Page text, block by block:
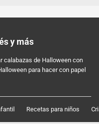
y más
calabazas de Halloween con
para hacer con papel
Recetas para niños